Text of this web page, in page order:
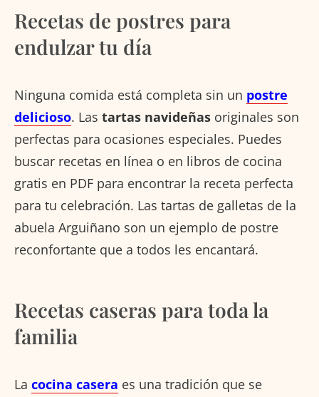
Recetas de postres para
endulzar tu día
Ninguna comida está completa sin un postre
delicioso. Las tartas navideñas originales son
perfectas para ocasiones especiales. Puedes
buscar recetas en línea o en libros de cocina
gratis en PDF para encontrar la receta perfecta
para tu celebración. Las tartas de galletas de la
abuela Arguiñano son un ejemplo de postre
reconfortante que a todos les encantará.
Recetas caseras para toda la
familia
La cocina casera es una tradición que se